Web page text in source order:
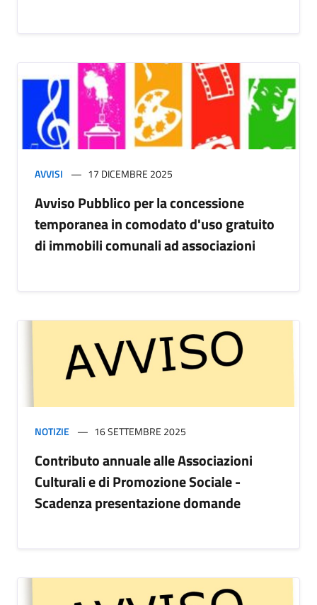
AVVISI 17 DICEMBRE 2025
Avviso Pubblico per la concessione
temporanea in comodato d'uso gratuito
di immobili comunali ad associazioni
NOTIZIE 16 SETTEMBRE 2025
Contributo annuale alle Associazioni
Culturali e di Promozione Sociale -
Scadenza presentazione domande